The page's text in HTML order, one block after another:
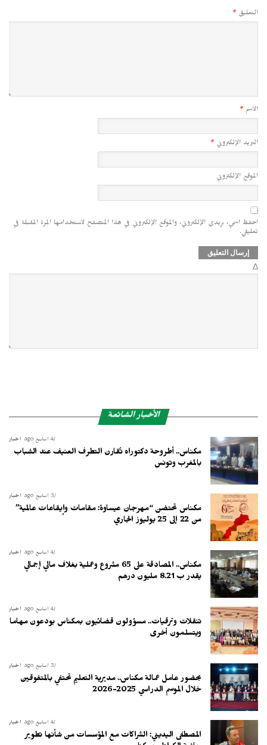
التعليق *
الاسم *
البريد الإلكتروني *
الموقع الإلكتروني
احفظ اسمي، بريدي الإلكتروني، والموقع الإلكتروني في هذا المتصفح لاستخدامها المرة المقبلة في
تعليقي.
Δ
الأخبار الشائعة
أخبار 4 أسابيع ago
مكناس.. أطروحة دكتوراه تُقارن التطرف العنيف عند الشباب
بالمغرب وتونس
أخبار 3 أسابيع ago
مكناس تحتضن “مهرجان عيساوة: مقامات وإيقاعات عالمية”
من 22 إلى 25 يوليوز الجاري
أخبار 4 أسابيع ago
مكناس.. المصادقة على 65 مشروع وعملية بغلاف مالي إجمالي
يقدر ب 8.21 مليون درهم
أخبار 4 أسابيع ago
تنقلات وترقيات.. مسؤولون قضائيون بمكناس يودعون مهاما
ويتسلمون أخرى
أخبار 3 أسابيع ago
بحضور عامل عمالة مكناس.. مديرية التعليم تحتفي بالمتفوقين
خلال الموسم الدراسي 2025-2026
أخبار 4 أسابيع ago
المصطفى اليديني: الشراكات مع المؤسسات من شأنها تطوير